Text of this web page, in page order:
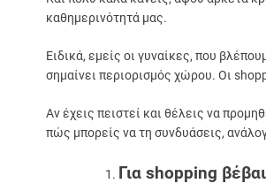
καθημερινότητά μας.
Ειδικά, εμείς οι γυναίκες, που
σημαίνει περιορισμός χώρου. Οι
Αν έχεις πειστεί και θέλεις να
πώς μπορείς να τη συνδυάσεις,
Για shopping